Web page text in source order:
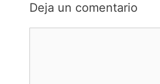
Deja un comentario